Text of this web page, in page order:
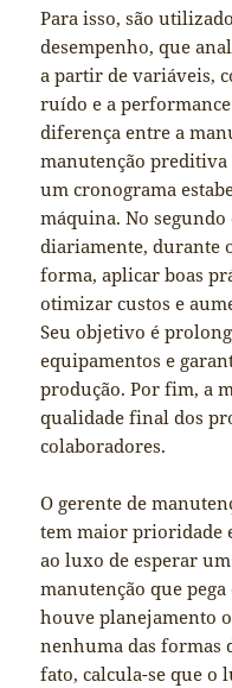
Para isso, são
desempenho, que
a partir de variáveis,
ruído e a
diferença entre a
manutenção
um cronograma
máquina. No segundo
diariamente, durante
forma, aplicar boas
otimizar custos e
Seu objetivo é
equipamentos e
produção. Por fim, a
qualidade final dos
colaboradores.
O gerente de
tem maior prioridade
ao luxo de esperar
manutenção que
houve planejamento
nenhuma das formas
fato, calcula-se que o